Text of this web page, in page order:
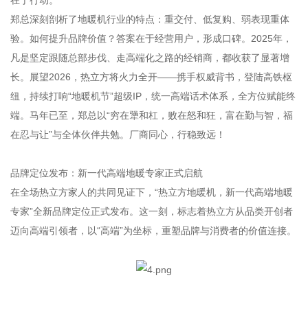
郑总深刻剖析了地暖机行业的特点：重交付、低复购、弱表现重体
验。如何提升品牌价值？答案在于经营用户，形成口碑。2025年，
凡是坚定跟随总部步伐、走高端化之路的经销商，都收获了显著增
长。展望2026，热立方将火力全开——携手权威背书，登陆高铁枢
纽，持续打响“地暖机节”超级IP，统一高端话术体系，全方位赋能终
端。马年已至，郑总以“穷在犟和杠，败在怒和狂，富在勤与智，福
在忍与让”与全体伙伴共勉。厂商同心，行稳致远！
品牌定位发布：新一代高端地暖专家正式启航
在全场热立方家人的共同见证下，“热立方地暖机，新一代高端地暖
专家”全新品牌定位正式发布。这一刻，标志着热立方从品类开创者
迈向高端引领者，以“高端”为坐标，重塑品牌与消费者的价值连接。